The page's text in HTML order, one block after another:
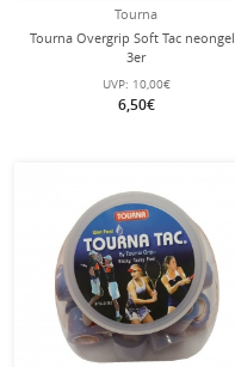
Tourna
Tourna Overgrip Soft Tac
3er
UVP: 10,00€
6,50€